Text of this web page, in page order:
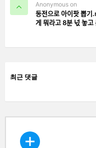
Anonymous on
동전으로 아이팟
게 뭐라고 8분 넋
최근 댓글